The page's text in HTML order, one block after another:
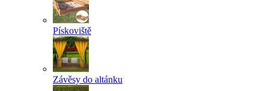
Pískoviště
Závěsy do altánku